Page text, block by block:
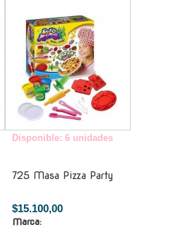
Disponible: 6 unidades
725 Masa Pizza Party
$15.100,00
Marca: